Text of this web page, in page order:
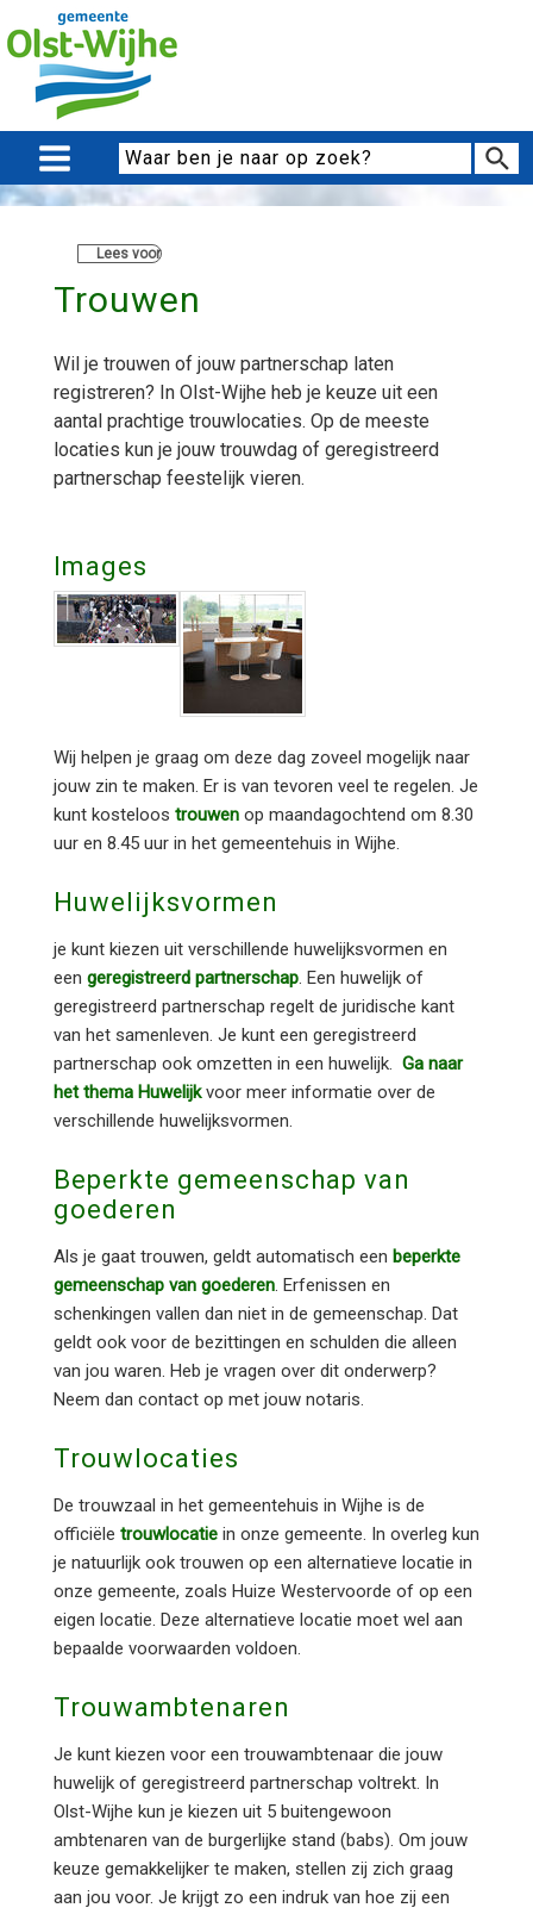
Lees voor
Trouwen
Wil je trouwen of jouw partnerschap laten
registreren? In Olst-Wijhe heb je keuze uit een
aantal prachtige trouwlocaties. Op de meeste
locaties kun je jouw trouwdag of geregistreerd
partnerschap feestelijk vieren.
Images
Wij helpen je graag om deze dag zoveel mogelijk naar
jouw zin te maken. Er is van tevoren veel te regelen. Je
kunt kosteloos trouwen op maandagochtend om 8.30
uur en 8.45 uur in het gemeentehuis in Wijhe.
Huwelijksvormen
je kunt kiezen uit verschillende huwelijksvormen en
een geregistreerd partnerschap. Een huwelijk of
geregistreerd partnerschap regelt de juridische kant
van het samenleven. Je kunt een geregistreerd
partnerschap ook omzetten in een huwelijk. Ga naar
het thema Huwelijkvoor meer informatie over de
verschillende huwelijksvormen.
Beperkte gemeenschap van
goederen
Als je gaat trouwen, geldt automatisch een beperkte
gemeenschap van goederen. Erfenissen en
schenkingen vallen dan niet in de gemeenschap. Dat
geldt ook voor de bezittingen en schulden die alleen
van jou waren. Heb je vragen over dit onderwerp?
Neem dan contact op met jouw notaris.
Trouwlocaties
De trouwzaal in het gemeentehuis in Wijhe is de
officiële trouwlocatie in onze gemeente. In overleg kun
je natuurlijk ook trouwen op een alternatieve locatie in
onze gemeente, zoals Huize Westervoorde of op een
eigen locatie. Deze alternatieve locatie moet wel aan
bepaalde voorwaarden voldoen.
Trouwambtenaren
Je kunt kiezen voor een trouwambtenaar die jouw
huwelijk of geregistreerd partnerschap voltrekt. In
Olst-Wijhe kun je kiezen uit 5 buitengewoon
ambtenaren van de burgerlijke stand (babs). Om jouw
keuze gemakkelijker te maken, stellen zij zich graag
aan jou voor. Je krijgt zo een indruk van hoe zij een